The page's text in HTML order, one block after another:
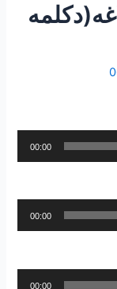
00:00
00:00
00:00